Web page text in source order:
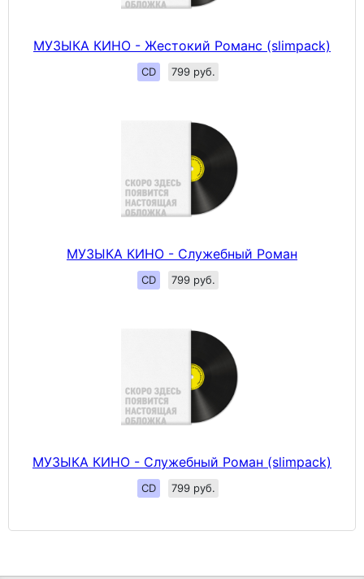
МУЗЫКА КИНО - Жестокий Романс (slimpack)
CD 799 руб.
МУЗЫКА КИНО - Служебный Роман
CD 799 руб.
МУЗЫКА КИНО - Служебный Роман (slimpack)
CD 799 руб.